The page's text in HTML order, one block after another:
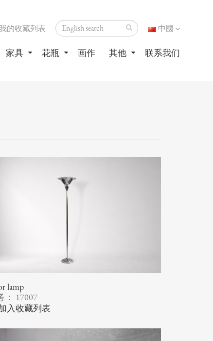
中國
的收藏列表
家具 花瓶 画作 其他 联系我们
lamp
： 17007
入收藏列表